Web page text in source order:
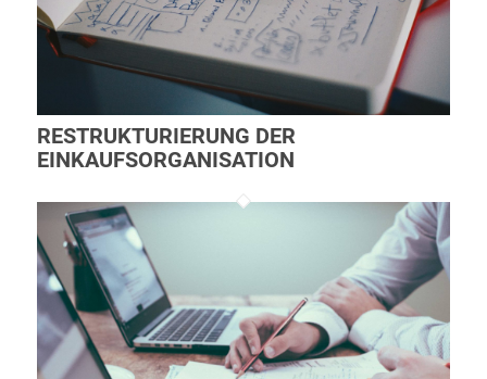
RESTRUKTURIERUNG DER
EINKAUFSORGANISATION